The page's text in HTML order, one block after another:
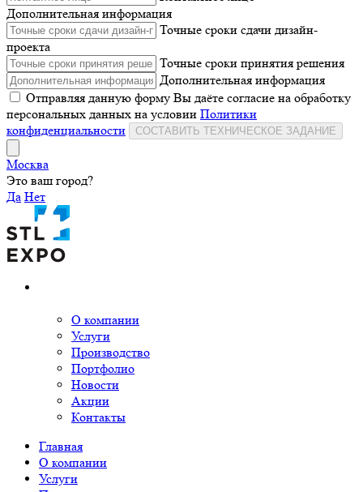
Дополнительная информация
Точные сроки сдачи дизайн-
проекта
Точные сроки принятия решения
Дополнительная информация
Отправляя данную форму Вы даёте согласие на обработку
персональных данных на условии Политики
конфиденциальности
СОСТАВИТЬ ТЕХНИЧЕСКОЕ ЗАДАНИЕ
Москва
Это ваш город?
Да Нет
О компании
Услуги
Производство
Портфолио
Новости
Акции
Контакты
Главная
О компании
Услуги